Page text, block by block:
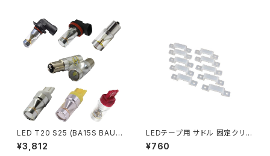
LED T20 S25 (BA15S BAU15
S BAY15D) H8 H11 HB3 HB4
HIR2 CREE LED 750lm フォ
¥3,812
LEDテープ用 サドル 固定クリッ
プ 留め具 20個セット テープLE
D 送料無料 1ヶ月保証「SOFT-
¥760